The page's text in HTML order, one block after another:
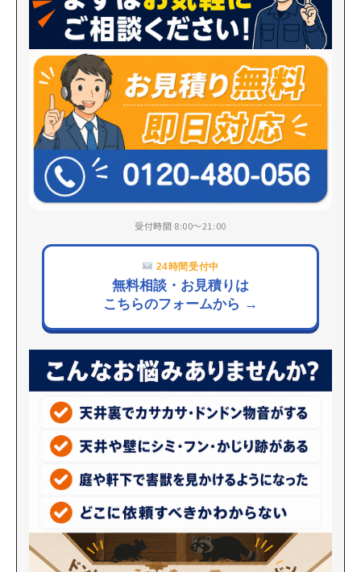
受付時間 8:00〜21:00
24時間受付中
無料相談・お見積りは
こちらのフォームから →